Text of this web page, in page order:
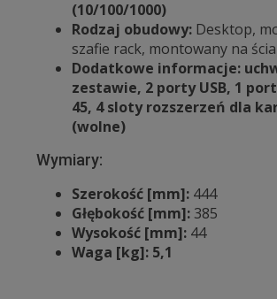
(10/100/1000)
Rodzaj obudowy: Desktop,
szafie rack, montowany na
Dodatkowe informacje:
zestawie, 2 porty USB, 1
45, 4 sloty rozszerzeń dla
(wolne)
Wymiary:
Szerokość [mm]: 444
Głębokość [mm]: 385
Wysokość [mm]: 44
Waga [kg]: 5,1